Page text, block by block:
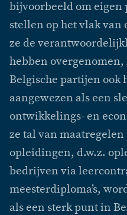
bijvoorbeeld om
stellen op het vlak van
ze de
hebben overgenomen,
Belgische partijen ook
aangewezen als een
ontwikkelings- en
ze tal van
opleidingen, d.w.z.
bedrijven via
meesterdiploma’s,
als een sterk punt in